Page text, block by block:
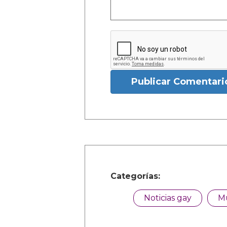
Publicar
Categorías:
Noticias gay